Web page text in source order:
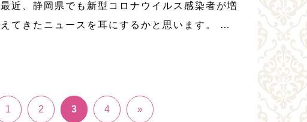
最近、静岡県でも新型コロナウイルス感染者が増
えてきたニュースを耳にするかと思います。 ア
[…]
1 2 3 4 »